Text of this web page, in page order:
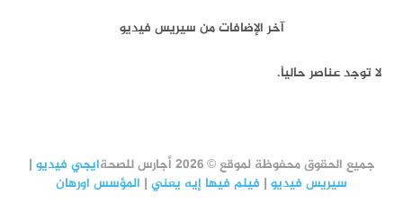
آخر الإضافات من سيريس فيديو
لا توجد عناصر حالياً.
جميع الحقوق محفوظة لموقع © 2026 أجارس للصحة ايجي فيديو |
سيريس فيديو | فيلم فيها إيه يعني | المؤسس اورهان